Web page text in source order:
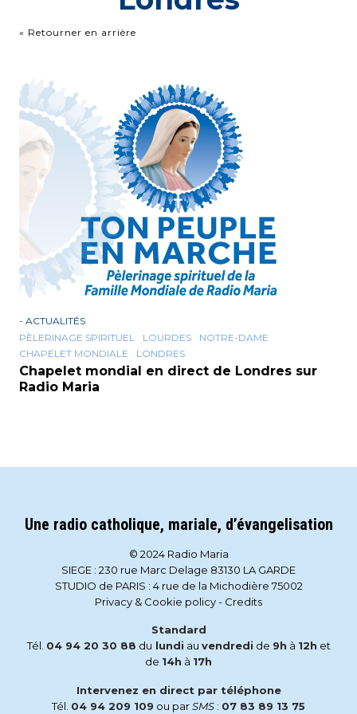
« Retourner en arrière
- ACTUALITÉS
PÈLERINAGE SPIRITUEL
LOURDES
NOTRE-DAME
CHAPELET MONDIALE
LONDRES
Chapelet mondial en direct de Londres sur
Radio Maria
Une radio catholique, mariale, d’évangelisation
© 2024 Radio Maria
SIEGE : 230 rue Marc Delage 83130 LA GARDE
STUDIO de PARIS : 4 rue de la Michodière 75002
Privacy & Cookie policy- Credits
Standard
Tél. 04 94 20 30 88 du lundi au vendredi de 9h à 12h et
de 14h à 17h
Intervenez en direct par téléphone
Tél. 04 94 209 109 ou parSMS : 07 83 89 13 75